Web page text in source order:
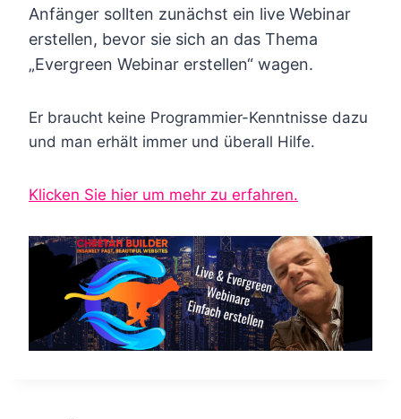
Anfänger sollten zunächst ein live Webinar
erstellen, bevor sie sich an das Thema
„Evergreen Webinar erstellen“ wagen.
Er braucht keine Programmier-Kenntnisse dazu
und man erhält immer und überall Hilfe.
Klicken Sie hier um mehr zu erfahren.